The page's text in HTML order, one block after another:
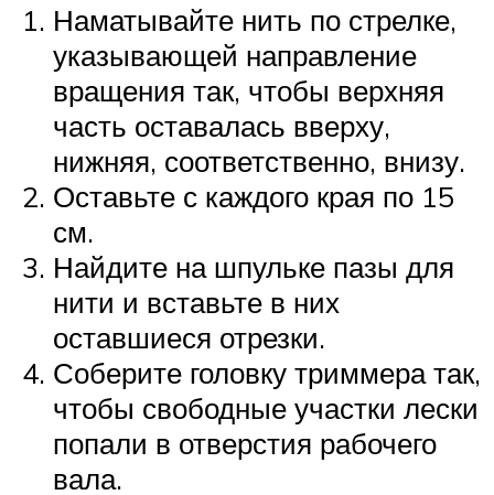
Наматывайте нить по стрелке,
указывающей направление
вращения так, чтобы верхняя
часть оставалась вверху,
нижняя, соответственно, внизу.
Оставьте с каждого края по 15
см.
Найдите на шпульке пазы для
нити и вставьте в них
оставшиеся отрезки.
Соберите головку триммера так,
чтобы свободные участки лески
попали в отверстия рабочего
вала.